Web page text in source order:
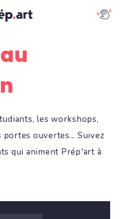
les workshops,
ouvertes... Suivez
qui animent Prép'art à